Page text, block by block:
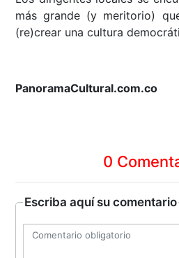
más grande (y meritorio)
(re)crear una cultura
PanoramaCultural.com.co
0
Escriba aquí su comentario